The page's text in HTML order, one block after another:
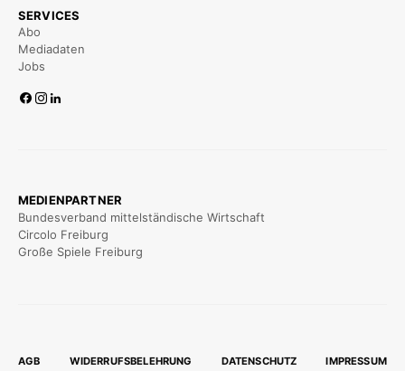
SERVICES
Abo
Mediadaten
Jobs
MEDIENPARTNER
Bundesverband mittelständische Wirtschaft
Circolo Freiburg
Große Spiele Freiburg
AGB WIDERRUFSBELEHRUNG DATENSCHUTZ IMPRESSUM